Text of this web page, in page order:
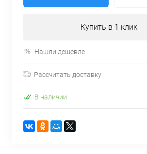
Купить в 1 клик
Нашли дешевле
Рассчитать доставку
В наличии